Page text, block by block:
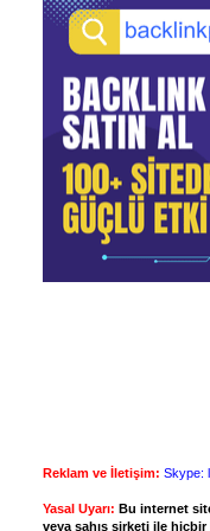
Reklam ve İletişim: Skype:
Yasal Uyarı: Bu internet
veya şahıs şirketi ile hiçbir